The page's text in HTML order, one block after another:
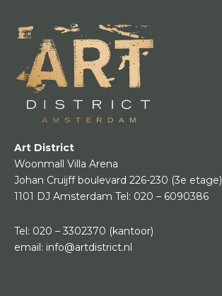
Art District
Woonmall Villa Arena
Johan Cruijff boulevard 226-230 (3e etage)
1101 DJ Amsterdam Tel: 020 – 6090386
Tel: 020 – 3302370 (kantoor)
email: info@artdistrict.nl